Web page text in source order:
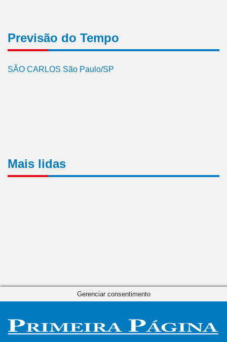
Previsão do Tempo
SÃO CARLOS São Paulo/SP
Mais lidas
Gerenciar consentimento